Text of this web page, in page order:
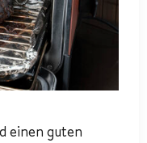
einen guten